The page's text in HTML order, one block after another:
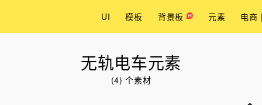
UI 模板 背景板 元素 电商
无轨电车元素
(4) 个素材